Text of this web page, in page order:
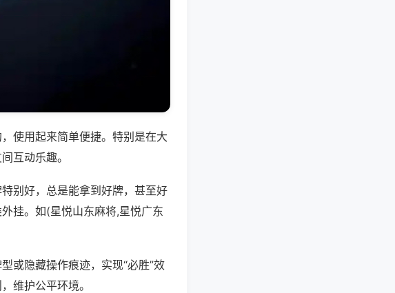
使用起来简单便捷。特别是在大
互动乐趣。
别好，总是能拿到好牌，甚至好
挂。如(星悦山东麻将,星悦广东
或隐藏操作痕迹，实现“必胜”效
维护公平环境。